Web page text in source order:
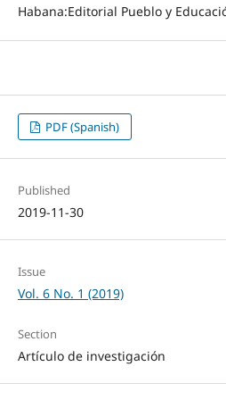
Habana:Editorial Pueblo y
PDF (Spanish)
Published
2019-11-30
Issue
Vol. 6 No. 1 (2019)
Section
Artículo de investigación